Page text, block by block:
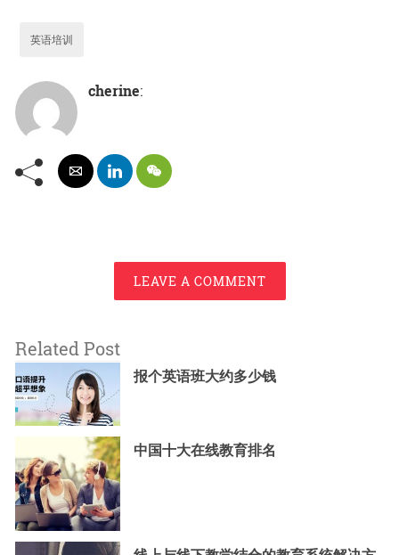
英语培训
cherine:
LEAVE A COMMENT
Related Post
报个英语班大约多少钱
中国十大在线教育排名